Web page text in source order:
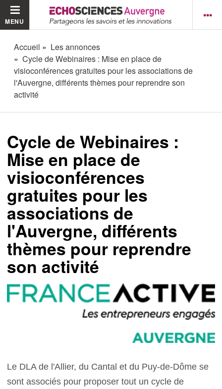
MENU
Accueil
Les annonces
Cycle de Webinaires : Mise en place de
visioconférences gratuites pour les associations de
l'Auvergne, différents thèmes pour reprendre son
activité
Cycle de Webinaires :
Mise en place de
visioconférences
gratuites pour les
associations de
l'Auvergne, différents
thèmes pour reprendre
son activité
Le DLA de l'Allier, du Cantal et du Puy-de-Dôme se
sont associés pour proposer tout un cycle de